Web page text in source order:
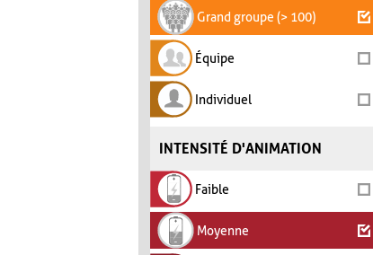
Grand groupe (> 100)
Équipe
Individuel
INTENSITÉ D'ANIMATION
Faible
Moyenne